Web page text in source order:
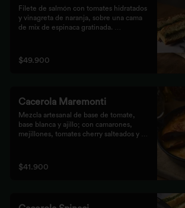
Filete de salmón con tomates hidratados
y vinagreta de naranja, sobre una cama
de mix de espinaca gratinada.
$49.900
Cacerola Maremonti
Mezcla artesanal de base de tomate,
base blanca y ajillo; con camarones,
mejillones, tomates cherry salteados y
pan focaccia con pesto verde rústico.
$41.900